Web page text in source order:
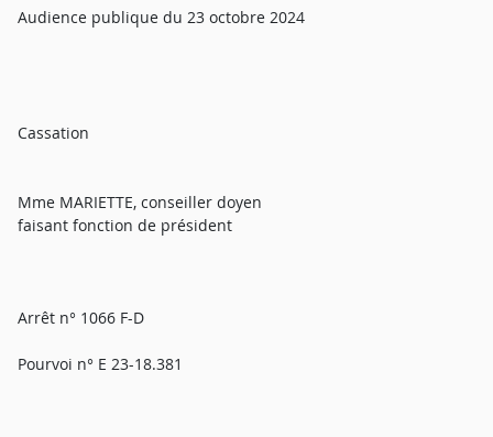
Audience publique du 23 octobre 2024
Cassation
Mme MARIETTE, conseiller doyen
faisant fonction de président
Arrêt n° 1066 F-D
Pourvoi n° E 23-18.381